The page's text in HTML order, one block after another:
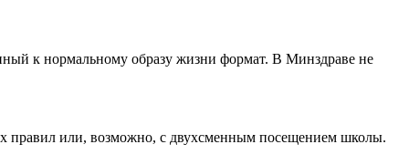
к нормальному образу жизни формат. В Минздраве не
правил или, возможно, с двухсменным посещением школы.